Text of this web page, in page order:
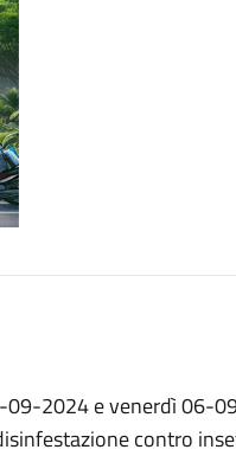
2024 e venerdì 06-
contro